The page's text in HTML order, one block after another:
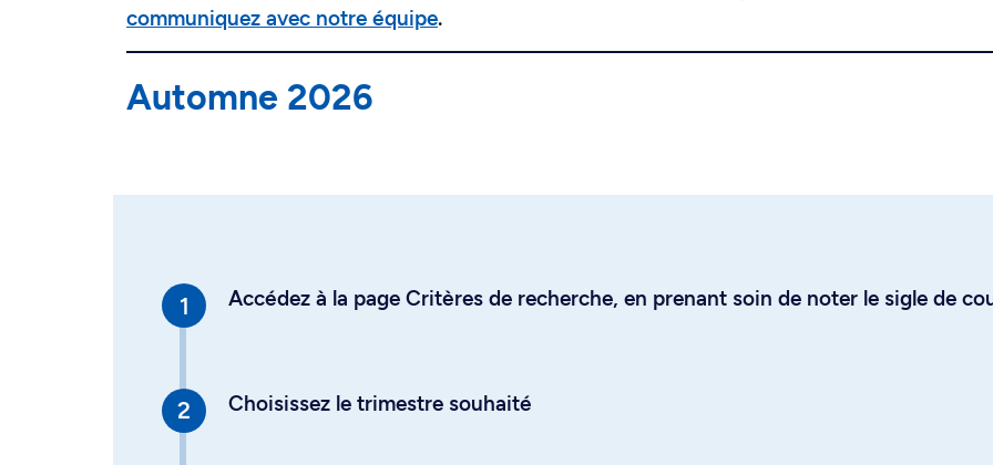
communiquez avec notre équipe.
Automne 2026
Accédez à la page Critères de recherche, en prenant soin de noter le sigle de
Choisissez le trimestre souhaité